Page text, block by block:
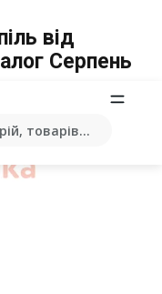
товарів...
від
Серпень